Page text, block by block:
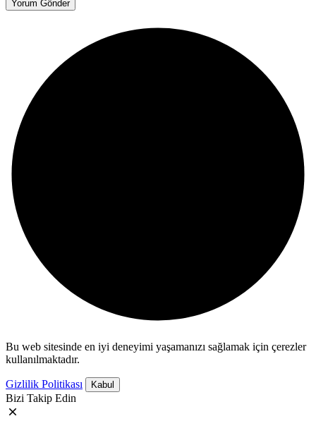
Yorum Gönder
Bu web sitesinde en iyi deneyimi yaşamanızı sağlamak için çerezler
kullanılmaktadır.
Gizlilik Politikası Kabul
Bizi Takip Edin